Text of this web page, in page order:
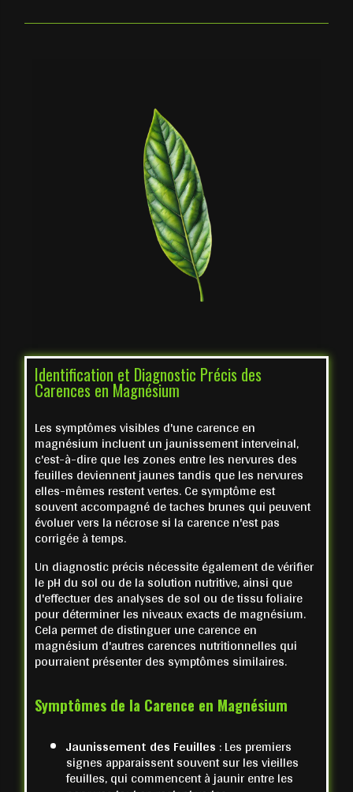
Identification et Diagnostic Précis des
Carences en Magnésium
Les symptômes visibles d'une carence en
magnésium incluent un jaunissement interveinal,
c'est-à-dire que les zones entre les nervures des
feuilles deviennent jaunes tandis que les nervures
elles-mêmes restent vertes. Ce symptôme est
souvent accompagné de taches brunes qui peuvent
évoluer vers la nécrose si la carence n'est pas
corrigée à temps.
Un diagnostic précis nécessite également de vérifier
le pH du sol ou de la solution nutritive, ainsi que
d'effectuer des analyses de sol ou de tissu foliaire
pour déterminer les niveaux exacts de magnésium.
Cela permet de distinguer une carence en
magnésium d'autres carences nutritionnelles qui
pourraient présenter des symptômes similaires.
Symptômes de la Carence en Magnésium
Jaunissement des Feuilles : Les premiers
signes apparaissent souvent sur les vieilles
feuilles, qui commencent à jaunir entre les